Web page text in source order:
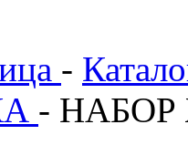
-
- НАБОР